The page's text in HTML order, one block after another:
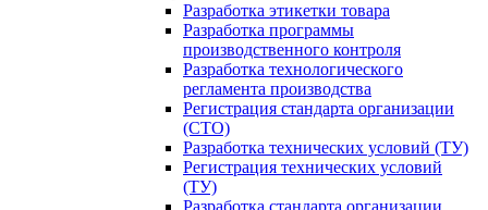
Разработка этикетки товара
Разработка программы
производственного контроля
Разработка технологического
регламента производства
Регистрация стандарта организации
(СТО)
Разработка технических условий (ТУ)
Регистрация технических условий
(ТУ)
Разработка стандарта организации